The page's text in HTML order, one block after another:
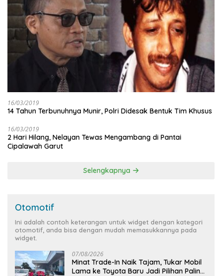
16/03/2019
14 Tahun Terbunuhnya Munir, Polri Didesak Bentuk Tim Khusus
16/03/2019
2 Hari Hilang, Nelayan Tewas Mengambang di Pantai
Cipalawah Garut
Selengkapnya
Otomotif
Ini adalah contoh keterangan untuk widget dengan kategori
otomotif, anda bisa dengan mudah memasukkannya pada
widget.
07/08/2026
Minat Trade-In Naik Tajam, Tukar Mobil
Lama ke Toyota Baru Jadi Pilihan Paling